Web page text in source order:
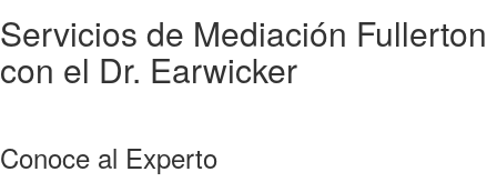
Servicios de Mediación Fullerton
con el Dr. Earwicker
Conoce al Experto